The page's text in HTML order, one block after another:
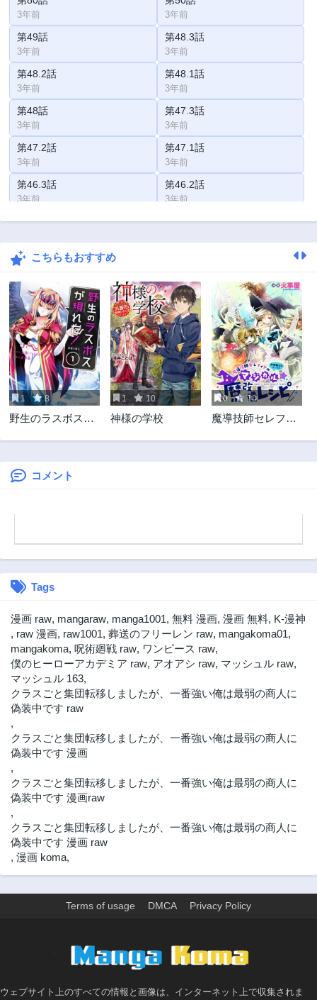
3年前 3年前
第49話
3年前
第48.3話
3年前
第48.2話
3年前
第48.1話
3年前
第48話
3年前
第47.3話
3年前
第47.2話
3年前
第47.1話
3年前
第46.3話
3年前
第46.2話
3年前
第46.1話 第45.3話
第45.2話
第44.3話
3年前
第44.2話
3年前
第44.1話
3年前
第43.3話
3年前
第43.2話
3年前
第43.1話
3年前
第42.3話
3年前
第42.2話
第42.1話 第41.3話
第41.2話
第39.2話
第38.3話
3年前
第38.2話
3年前
第38.1話
3年前
第37.3話
第37.2話
3年前
第37.1話
第36.3話
3年前
第36.2話
3年前
第35.3話
3年前
3年前 3年前
第34.3話
3年前
3年前
第32.2話
第32.1話 第31.3話
こちらもおすすめ
1 8
野生のラスボスが
1 10
神様の学校
0 10
魔導技師セレフィ
コメント
Tags
漫画 raw, mangaraw, manga1001, 無料 漫画, 漫画 無料, K-漫神
, raw 漫画, raw1001, 葬送のフリーレン raw, mangakoma01,
mangakoma, 呪術廻戦 raw, ワンピース raw,
僕のヒーローアカデミア raw, アオアシ raw, マッシュル raw,
マッシュル 163,
クラスごと集団転移しましたが、一番強い俺は最弱の商人に
偽装中です raw
,
クラスごと集団転移しましたが、一番強い俺は最弱の商人に
偽装中です 漫画
,
クラスごと集団転移しましたが、一番強い俺は最弱の商人に
偽装中です 漫画raw
,
クラスごと集団転移しましたが、一番強い俺は最弱の商人に
偽装中です 漫画 raw
, 漫画 koma,
Terms of usage DMCA Privacy Policy
ウェブサイト上のすべての情報と画像は、インターネット上で収集されま